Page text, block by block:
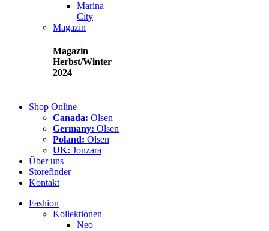
Marina
City
Magazin
Magazin
Herbst/Winter
2024
Shop Online
Canada: Olsen
Germany: Olsen
Poland: Olsen
UK: Jonzara
Über uns
Storefinder
Kontakt
Fashion
Kollektionen
Neo